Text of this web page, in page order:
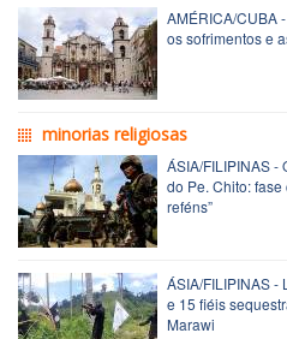
AMÉRICA/CUBA
os sofrimentos e
minorias religiosas
ÁSIA/FILIPINAS -
do Pe. Chito:
reféns”
ÁSIA/FILIPINAS -
e 15 fiéis
Marawi